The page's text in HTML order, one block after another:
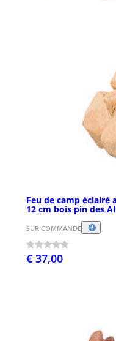
Feu de camp
12 cm bois pin des
SUR COMMANDE
€ 37,00